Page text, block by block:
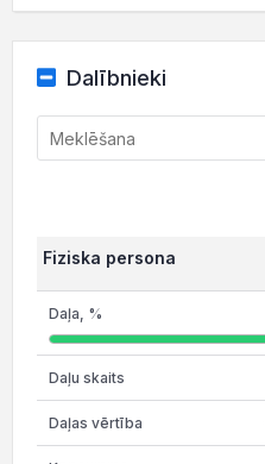
Dalībnieki
Fiziska persona